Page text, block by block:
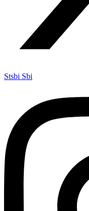
Stsbi Sbi